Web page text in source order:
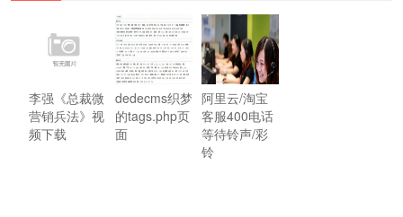
李强《总裁微
营销兵法》视
频下载
dedecms织梦
的tags.php页
面
阿里云/淘宝
客服400电话
等待铃声/彩
铃